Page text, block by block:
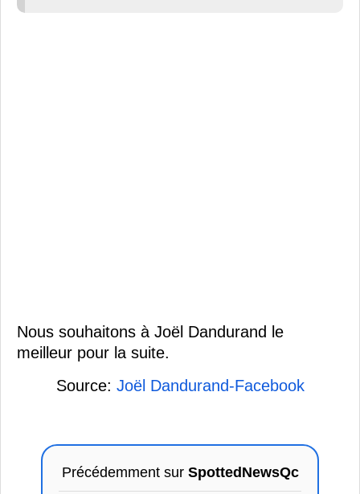
Nous souhaitons à Joël Dandurand le
meilleur pour la suite.
Source: Joël Dandurand-Facebook
Précédemment sur SpottedNewsQc